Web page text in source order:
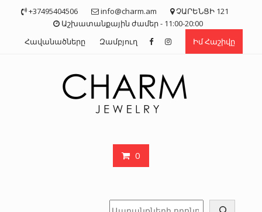
+37495404506 info@charm.am
ՉԱՐԵՆՑԻ 121
Աշխատանքային ժամեր - 11:00-20:00
Հավանածները
Զամբյուղ Իմ Հաշիվը
0
Որոնել